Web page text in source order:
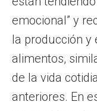
emocional” y
la producción y
alimentos,
de la vida
anteriores. En